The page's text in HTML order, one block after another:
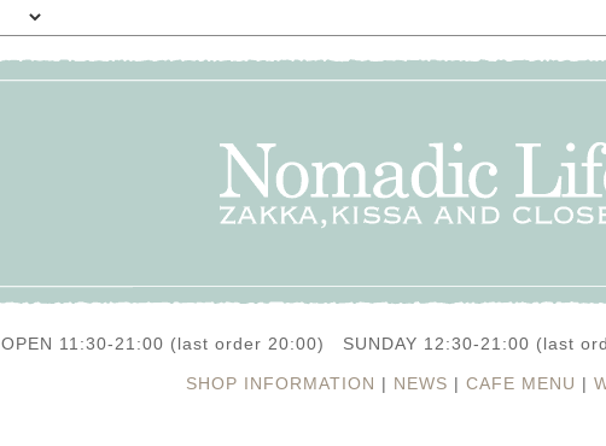
OPEN 11:30-21:00 (last order 20:00) SUNDAY 12:30-21:00 (last
SHOP INFORMATION | NEWS | CAFE MENU |